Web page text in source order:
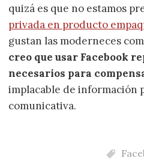
quizá es que no estamos
privada en producto
gustan las moderneces
creo que usar Facebook
necesarios para
implacable de información
comunicativa.